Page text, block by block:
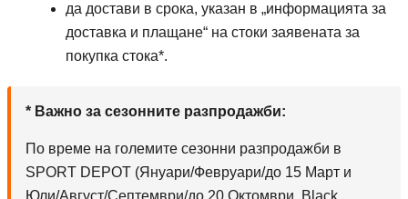
да достави в срока, указан в „информацията за
доставка и плащане“ на стоки заявената за
покупка стока*.
* Важно за сезонните разпродажби:
По време на големите сезонни разпродажби в
SPORT DEPOT (Януари/Февруари/до 15 Март и
Юли/Август/Септември/до 20 Октомври, януари,
Black